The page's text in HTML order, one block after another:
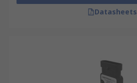
Datasheets